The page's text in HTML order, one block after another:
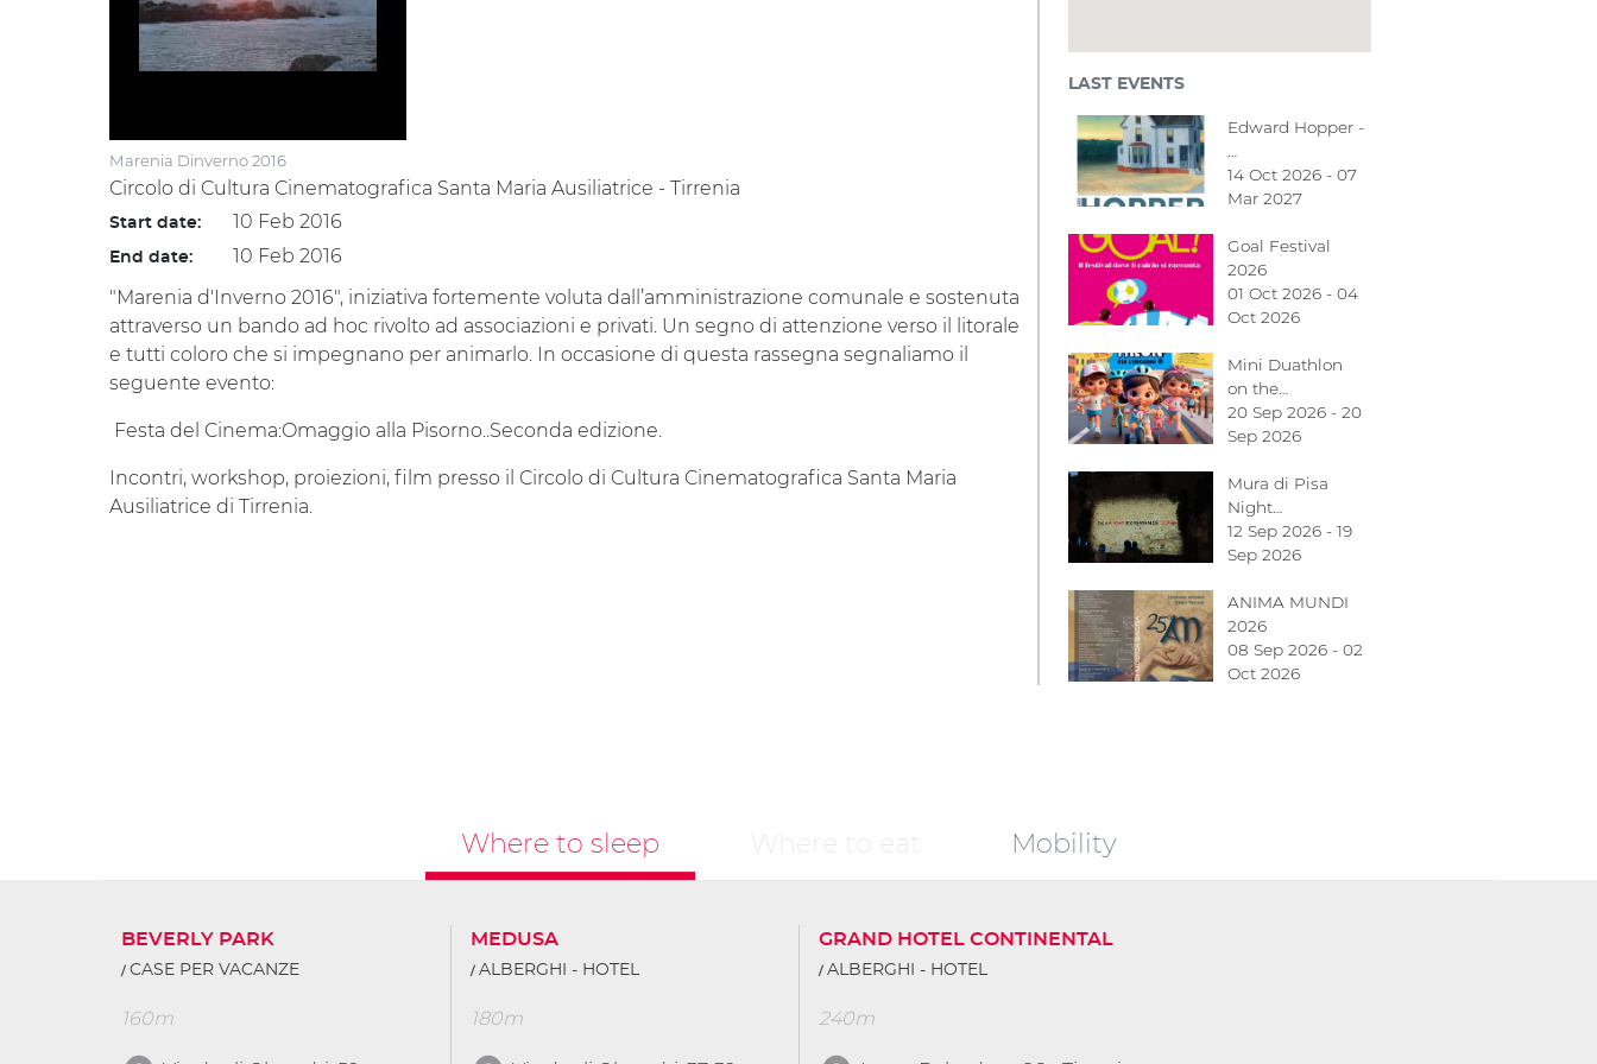
Marenia Dinverno 2016
Circolo di Cultura Cinematografica Santa Maria Ausiliatrice - Tirrenia
Start date: 10 Feb 2016
End date:
10 Feb 2016
"Marenia d'Inverno 2016", iniziativa fortemente voluta dall’amministrazione comunale e sostenuta
attraverso un bando ad hoc rivolto ad associazioni e privati. Un segno di attenzione verso il litorale
e tutti coloro che si impegnano per animarlo. In occasione di questa rassegna segnaliamo il
seguente evento:
Festa del Cinema:Omaggio alla Pisorno..Seconda edizione.
Incontri, workshop, proiezioni, film presso il Circolo di Cultura Cinematografica Santa Maria
Ausiliatrice di Tirrenia.
LAST EVENTS
Edward Hopper -
14 Oct 2026 - 07
Mar 2027
Goal Festival
2026
01 Oct 2026 - 04
Oct 2026
Mini Duathlon
on the…
20 Sep 2026 - 20
Sep 2026
Mura di Pisa
Night…
12 Sep 2026 - 19
Sep 2026
ANIMA MUNDI
2026
08 Sep 2026 - 02
Oct 2026
Where to sleep Where to eat Mobility
BEVERLY PARK
CASE PER VACANZE
160m
MEDUSA
ALBERGHI - HOTEL
180m
GRAND HOTEL CONTINENTAL
ALBERGHI - HOTEL
240m